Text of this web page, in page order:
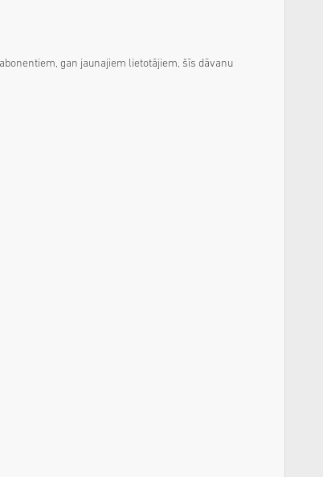
gan jaunajiem lietotājiem, šīs dāvanu